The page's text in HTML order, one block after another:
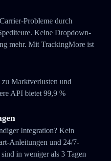
Probleme durch
Keine Dropdown-
mehr. Mit TrackingMore ist
Marktverlusten und
API bietet 99,9 %
Integration? Kein
Anleitungen und 24/7-
in weniger als 3 Tagen